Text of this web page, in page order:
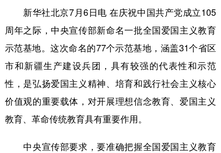
科技 科创 量子 体育
文化 书画 健康 军事
法律 中央文件 金融 汽车
食品 人居 信息化 数字经济
学术中国 乡村振兴 银龄
新华社北京7月6日电 在庆祝中国共产党成立105
周年之际，中央宣传部新命名一批全国爱国主义教育
示范基地。这次命名的77个示范基地，涵盖31个省区
市和新疆生产建设兵团，具有较强的代表性和示范
性，是弘扬爱国主义精神、培育和践行社会主义核心
价值观的重要载体，对开展理想信念教育、爱国主义
教育、革命传统教育具有重要作用。
中央宣传部要求，要准确把握全国爱国主义教育